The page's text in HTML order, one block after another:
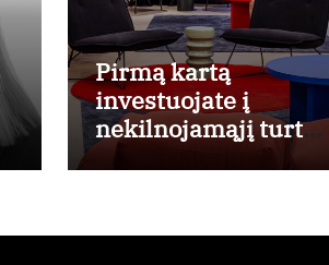
Pirmą kartą
investuojate į
nekilnojamąjį turtą?
Ekspertas pataria,
generuos grąžą